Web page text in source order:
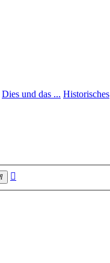
Dies und das ... Historisches
Suche